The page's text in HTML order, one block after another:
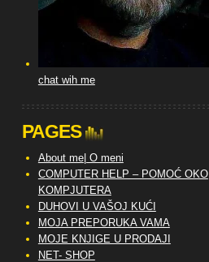
chat wih me
PAGES
About me| O meni
COMPUTER HELP – POMOĆ OKO
KOMPJUTERA
DUHOVI U VAŠOJ KUĆI
MOJA PREPORUKA VAMA
MOJE KNJIGE U PRODAJI
NET- SHOP